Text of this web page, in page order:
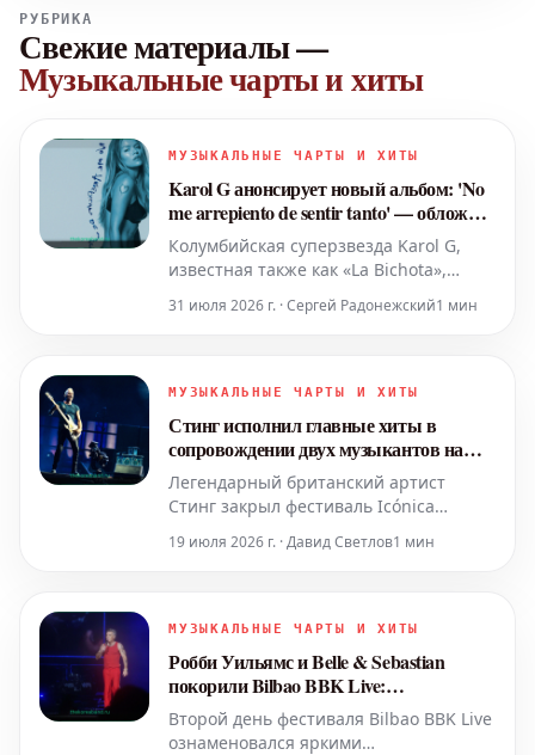
РУБРИКА
Свежие материалы—
Музыкальные чарты и хиты
МУЗЫКАЛЬНЫЕ ЧАРТЫ И ХИТЫ
Karol G анонсирует новый альбом: 'No
me arrepiento de sentir tanto' — обложка
и дата выхода
Колумбийская суперзвезда Karol G,
известная также как «La Bichota»,
представила подробности своего
грядущего музыкального релиза. Во
исполнив новую композицию
на скорый выход нового ст
31 июля 2026 г. · Сергей Радонежский1 мин
МУЗЫКАЛЬНЫЕ ЧАРТЫ И ХИТЫ
Стинг исполнил главные хиты в
сопровождении двух музыкантов на
минималистичной сцене
Легендарный британский артист
Стинг закрыл фестиваль Icónica
Площади Испании. Этот уникальный
сопровождении всего двух музыкантов
аудиторию в 18 000 челов
19 июля 2026 г. · Давид Светлов1 мин
МУЗЫКАЛЬНЫЕ ЧАРТЫ И ХИТЫ
Робби Уильямс и Belle & Sebastian
покорили Bilbao BBK Live:
Незабываемые эмоции и энергия
второго дня
Второй день фестиваля Bilbao BBK Live
ознаменовался яркими